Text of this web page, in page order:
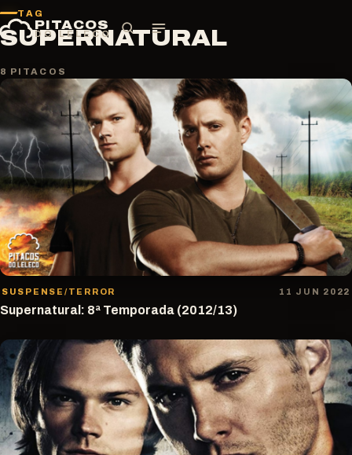
Pular
para
o
conteúdo
PITACOS
DO LELECO
TAG
SUPERNATURAL
8 PITACOS
SUSPENSE/TERROR 11 JUN 2022
Supernatural: 8ª Temporada (2012/13)